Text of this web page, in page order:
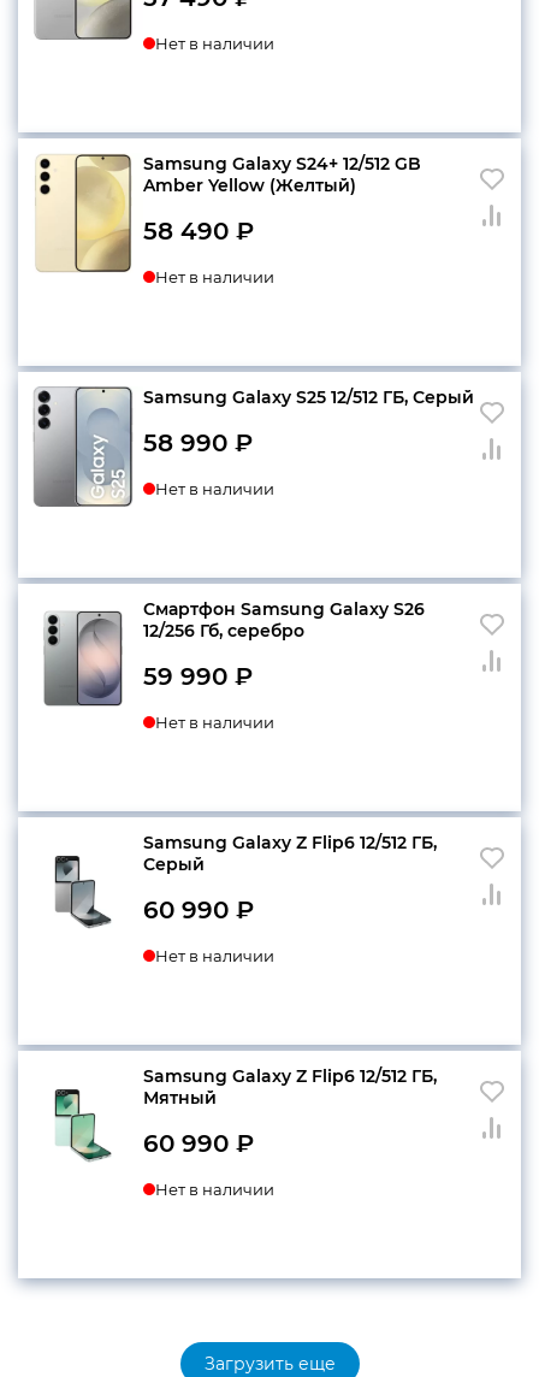
Нет в наличии
Samsung Galaxy S24+ 12/512 GB
Amber Yellow (Желтый)
58 490 ₽
Нет в наличии
Samsung Galaxy S25 12/512 ГБ, Серый
58 990 ₽
Нет в наличии
Смартфон Samsung Galaxy S26
12/256 Гб, серебро
59 990 ₽
Нет в наличии
Samsung Galaxy Z Flip6 12/512 ГБ,
Серый
60 990 ₽
Нет в наличии
Samsung Galaxy Z Flip6 12/512 ГБ,
Мятный
60 990 ₽
Нет в наличии
Загрузить еще